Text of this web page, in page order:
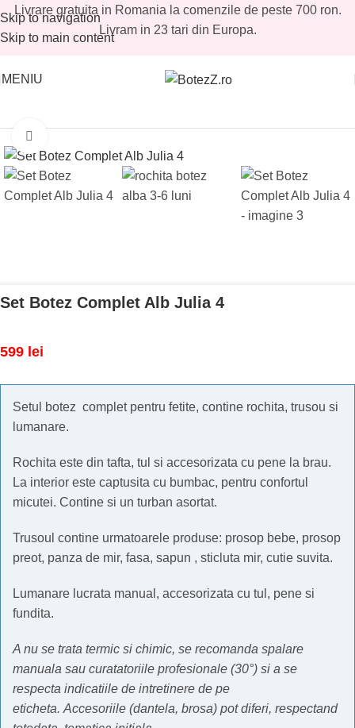
Skip to navigation
Skip to main content
Livrare gratuita in Romania la comenzile de peste 700 ron.
Livram in 23 tari din Europa.
MENIU
Set Botez Complet Alb Julia 4
599 lei
Setul botez complet pentru fetite, contine rochita, trusou si
lumanare.
Rochita este din tafta, tul si accesorizata cu pene la brau.
La interior este captusita cu bumbac, pentru confortul
micutei. Contine si un turban asortat.
Trusoul contine urmatoarele produse: prosop bebe, prosop
preot, panza de mir, fasa, sapun , sticluta mir, cutie suvita.
Lumanare lucrata manual, accesorizata cu tul, pene si
fundita.
A nu se trata termic si chimic, se recomanda spalare
manuala sau curatatoriile profesionale (30°) si a se
respecta indicatiile de intretinere de pe
eticheta. Accesoriile (dantela, brosa) pot diferi, respectand